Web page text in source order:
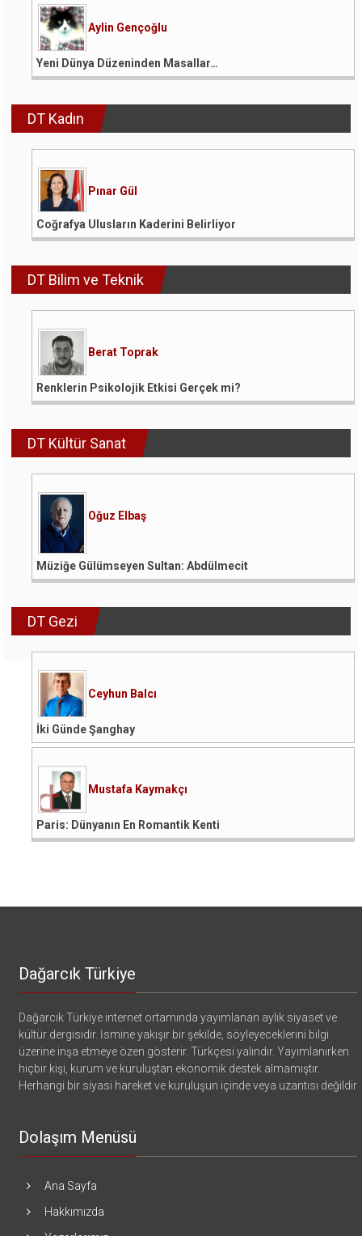
Aylin Gençoğlu
Yeni Dünya Düzeninden Masallar…
DT Kadın
Pınar Gül
Coğrafya Ulusların Kaderini Belirliyor
DT Bilim ve Teknik
Berat Toprak
Renklerin Psikolojik Etkisi Gerçek mi?
DT Kültür Sanat
Oğuz Elbaş
Müziğe Gülümseyen Sultan: Abdülmecit
DT Gezi
Ceyhun Balcı
İki Günde Şanghay
Mustafa Kaymakçı
Paris: Dünyanın En Romantik Kenti
Dağarcık Türkiye
Dağarcık Türkiye internet ortamında yayımlanan aylık siyaset ve
kültür dergisidir. İsmine yakışır bir şekilde, söyleyeceklerini bilgi
üzerine inşa etmeye özen gösterir. Türkçesi yalındır. Yayımlanırken
hiçbir kişi, kurum ve kuruluştan ekonomik destek almamıştır.
Herhangi bir siyasi hareket ve kuruluşun içinde veya uzantısı değildir
Dolaşım Menüsü
Ana Sayfa
Hakkımızda